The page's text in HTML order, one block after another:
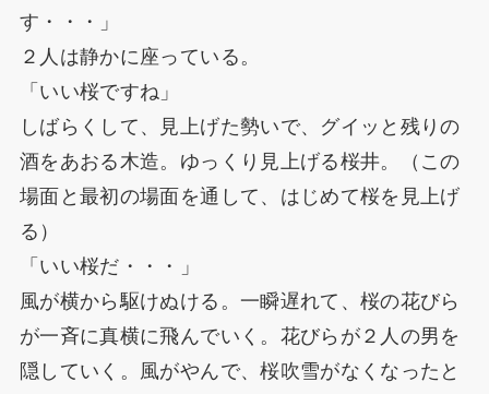
す・・・」
２人は静かに座っている。
「いい桜ですね」
しばらくして、見上げた勢いで、グイッと残りの
酒をあおる木造。ゆっくり見上げる桜井。（この
場面と最初の場面を通して、はじめて桜を見上げ
る）
「いい桜だ・・・」
風が横から駆けぬける。一瞬遅れて、桜の花びら
が一斉に真横に飛んでいく。花びらが２人の男を
隠していく。風がやんで、桜吹雪がなくなったと